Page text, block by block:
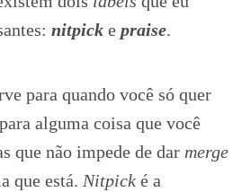
nitpick epraise.
para quando você só quer
alguma coisa que você
que não impede de darmerge
que está.Nitpické a